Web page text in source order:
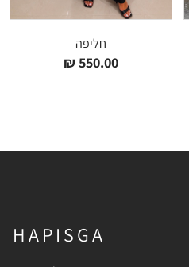
חליפה
550.00
₪
HAPISGA